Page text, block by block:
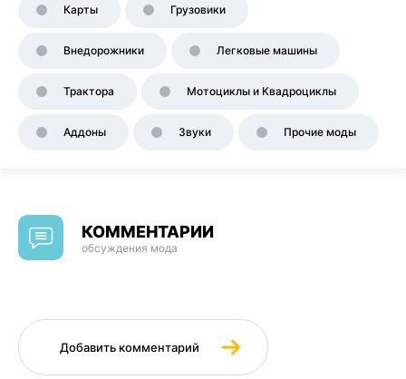
Карты Грузовики
Внедорожники Легковые машины
Трактора Мотоциклы и Квадроциклы
Аддоны Звуки Прочие моды
КОММЕНТАРИИ
обсуждения мода
Добавить комментарий